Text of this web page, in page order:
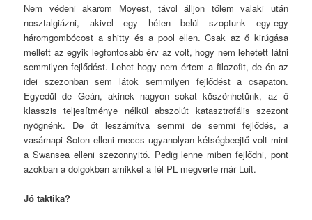
Nem védeni akarom Moyest, távol álljon tőlem valaki után
nosztalgiázni, akivel egy héten belül szoptunk egy-egy
háromgombócost a shitty és a pool ellen. Csak az ő kirúgása
mellett az egyik legfontosabb érv az volt, hogy nem lehetett látni
semmilyen fejlődést. Lehet hogy nem értem a filozofit, de én az
idei szezonban sem látok semmilyen fejlődést a csapaton.
Egyedül de Geán, akinek nagyon sokat köszönhetünk, az ő
klasszis teljesítménye nélkül abszolút katasztrofális szezont
nyögnénk. De őt leszámítva semmi de semmi fejlődés, a
vasárnapi Soton elleni meccs ugyanolyan kétségbeejtő volt mint
a Swansea elleni szezonnyitó. Pedig lenne miben fejlődni, pont
azokban a dolgokban amikkel a fél PL megverte már Luit.
Jó taktika?